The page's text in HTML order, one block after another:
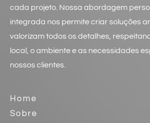
cada projeto. Nossa abordagem
integrada nos permite criar soluções
valorizam todos os detalhes,
local, o ambiente e as necessidades
nossos clientes.
Home
Sobre